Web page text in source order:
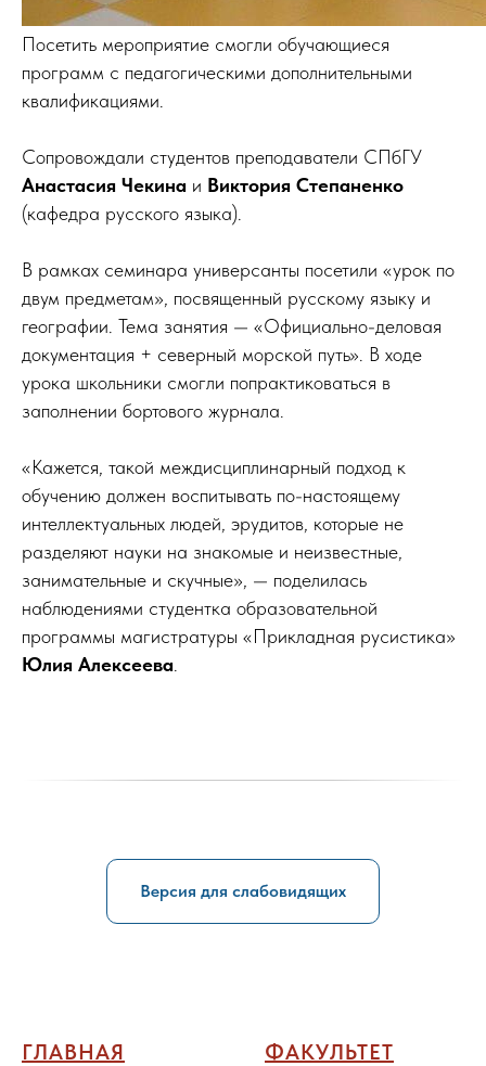
Посетить мероприятие смогли обучающиеся
программ с педагогическими дополнительными
квалификациями.
Сопровождали студентов преподаватели СПбГУ
Анастасия Чекина и Виктория Степаненко
(кафедра русского языка).
В рамках семинара универсанты посетили «урок по
двум предметам», посвященный русскому языку и
географии. Тема занятия — «Официально-деловая
документация + северный морской путь». В ходе
урока школьники смогли попрактиковаться в
заполнении бортового журнала.
«Кажется, такой междисциплинарный подход к
обучению должен воспитывать по-настоящему
интеллектуальных людей, эрудитов, которые не
разделяют науки на знакомые и неизвестные,
занимательные и скучные», — поделилась
наблюдениями студентка образовательной
программы магистратуры «Прикладная русистика»
Юлия Алексеева
Версия для слабовидящих
ГЛАВНАЯ ФАКУЛЬТЕТ